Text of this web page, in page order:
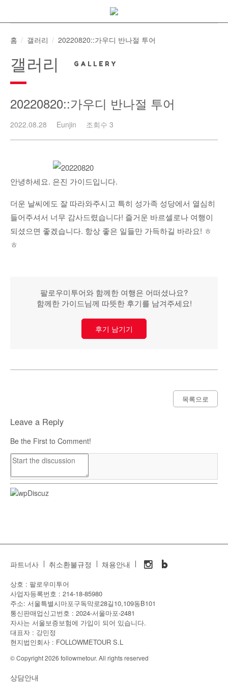
content
홈
갤러리 20220820::가우디 반나절 투어
갤러리
20220820::가우디 반나절 투어
2022.08.28 Eunjin 조회수 3
안녕하세요. 은진 가이드입니다.
더운 날씨에도 잘 따라와주시고 특히 성가족 성당에서 열심히
들어주셔서 너무 감사드렸습니다! 즐거운 바르셀로나 여행이
되셨으면 좋겠습니다. 항상 좋은 일들만 가득하길 바라요! ㅎ
ㅎ
팔로우미투어와 함께한 여행은 어떠셨나요?
함께한 가이드님께 따뜻한 후기를 남겨주세요!
후기 남기기
목록으로
Leave a Reply
Be the First to Comment!
파트너사 취소환불규정 채용안내
상호 : 팔로우미투어
사업자등록번호 : 214-18-85980
주소: 서울특별시마포구독막로28길10,109동B101
통신판매업신고번호 : 2024-서울마포-2481
자사는 서울보증보험에 가입이 되어 있습니다.
대표자 : 강민정
현지법인회사 : FOLLOWMETOUR S.L
© Copyright 2026 followmetour. All rights reserved
상담안내